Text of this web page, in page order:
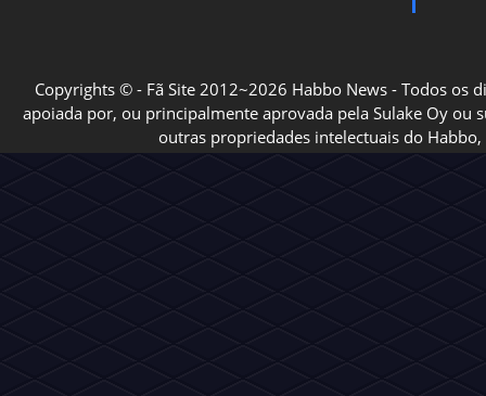
Copyrights © - Fã Site 2012~2026 Habbo News - Todos os
apoiada por, ou principalmente aprovada pela Sulake Oy ou
outras propriedades intelectuais do